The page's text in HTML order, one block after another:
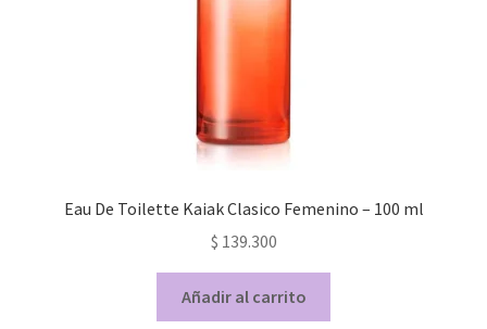
Eau De Toilette Kaiak Clasico Femenino – 100 ml
$ 139.300
Añadir al carrito